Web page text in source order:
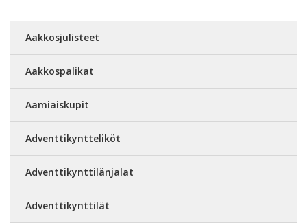
Aakkosjulisteet
Aakkospalikat
Aamiaiskupit
Adventtikyntteliköt
Adventtikynttilänjalat
Adventtikynttilät